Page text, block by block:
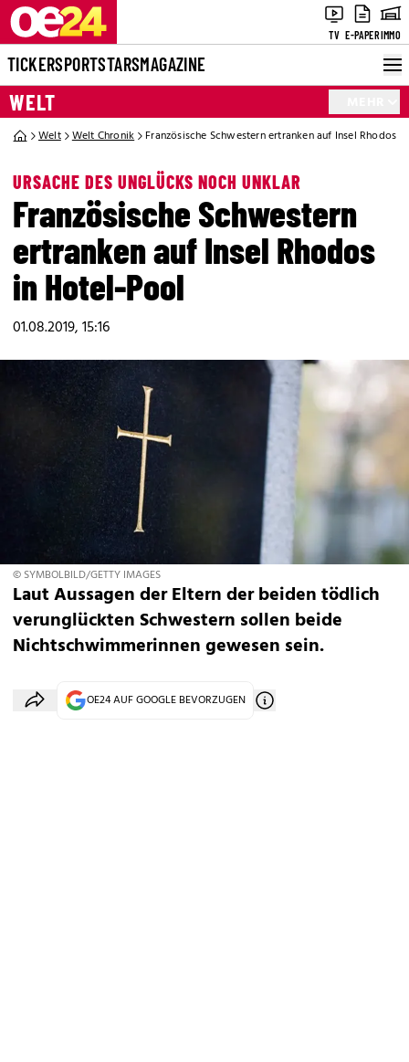
TV E-PAPERIMMO
TICKERSPORTSTARSMAGAZINE
WELT
Welt Welt Chronik Französische Schwestern ertranken auf Insel Rhodos
URSACHE DES UNGLÜCKS NOCH UNKLAR
Französische Schwestern
ertranken auf Insel Rhodos
in Hotel-Pool
01.08.2019, 15:16
© SYMBOLBILD/GETTY IMAGES
Laut Aussagen der Eltern der beiden tödlich
verunglückten Schwestern sollen beide
Nichtschwimmerinnen gewesen sein.
OE24 AUF GOOGLE BEVORZUGEN